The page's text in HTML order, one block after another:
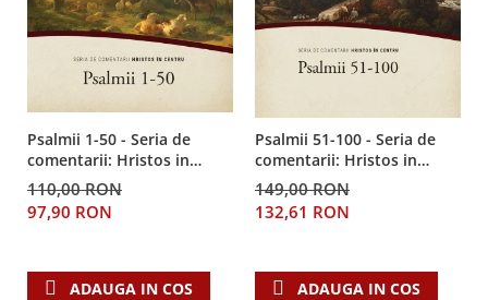
Psalmii 1-50 - Seria de
comentarii: Hristos in
centru
110,00 RON
97,90 RON
ADAUGA IN COS
Psalmii 51-100 - Seria de
comentarii: Hristos in
centru
149,00 RON
132,61 RON
ADAUGA IN COS